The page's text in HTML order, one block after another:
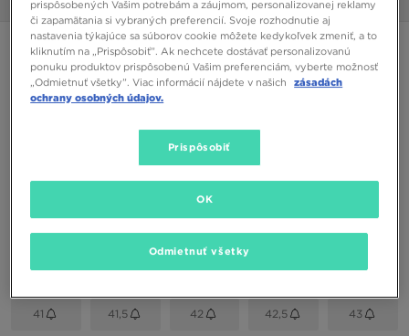
ONLY AT JD
FILA VALADO
41 41,5 42 42,5 43
prispôsobených Vašim potrebám a záujmom, personalizovanej reklamy
či zapamätania si vybraných preferencií. Svoje rozhodnutie aj
nastavenia týkajúce sa súborov cookie môžete kedykoľvek zmeniť, a to
kliknutím na „Prispôsobiť”. Ak nechcete dostávať personalizovanú
ponuku produktov prispôsobenú Vašim preferenciám, vyberte možnosť
„Odmietnuť všetky”. Viac informácií nájdete v našich
zásadách
ochrany osobných údajov.
Prispôsobiť
Odmietnuť všetky
OK